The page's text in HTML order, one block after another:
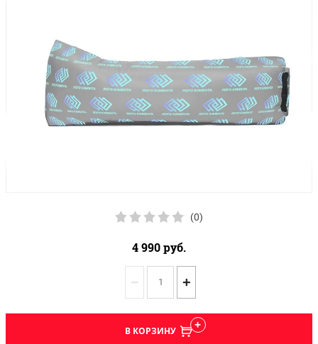
(0)
4 990руб.
− +
В КОРЗИНУ